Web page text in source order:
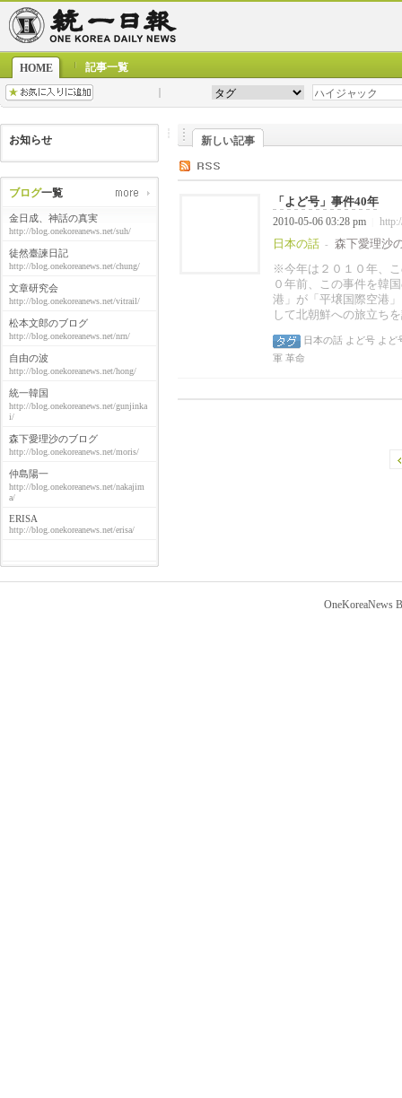
HOME 記事一覧
お知らせ
ブログ一覧
金日成、神話の真実
http://blog.onekoreanews.net/suh/
徒然臺諫日記
http://blog.onekoreanews.net/chung/
文章研究会
http://blog.onekoreanews.net/vitrail/
松本文郎のブログ
http://blog.onekoreanews.net/nrn/
自由の波
http://blog.onekoreanews.net/hong/
統一韓国
http://blog.onekoreanews.net/gunjinka
i/
森下愛理沙のブログ
http://blog.onekoreanews.net/moris/
仲島陽一
http://blog.onekoreanews.net/nakajim
a/
ERISA
http://blog.onekoreanews.net/erisa/
新しい記事
「よど号」事件40年
2010-05-06 03:28 pm
日本の話 -
森下愛理沙
※今年は２０１０年、
０年前、この事件を韓
港」が「平壌国際空港
して北朝鮮への旅立ち
日本の話 よど号 よど
軍 革命
OneKoreaNews